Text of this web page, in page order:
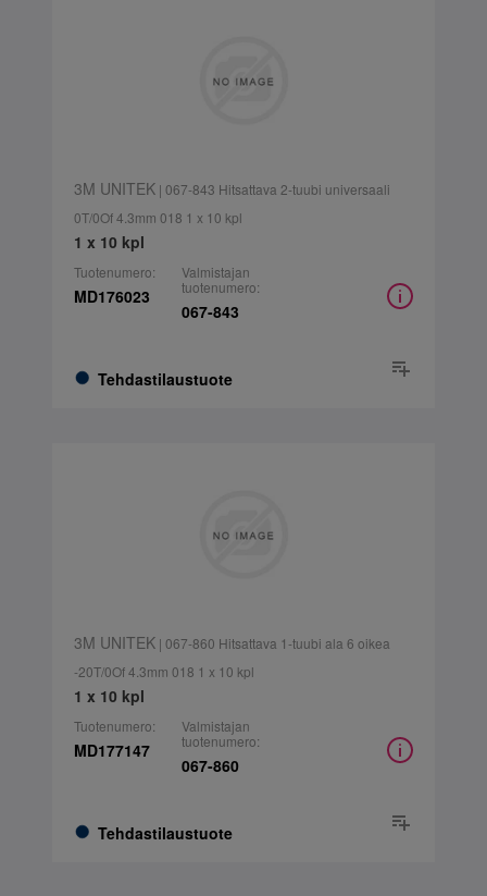
3M UNITEK| 067-843 Hitsattava 2-tuubi universaali
0T/0Of 4.3mm 018 1 x 10 kpl
1 x 10 kpl
Tuotenumero:
MD176023
Tehdastilaustuote
Valmistajan
tuotenumero:
067-843
3M UNITEK| 067-860 Hitsattava 1-tuubi ala 6 oikea
-20T/0Of 4.3mm 018 1 x 10 kpl
1 x 10 kpl
Tuotenumero:
MD177147
Tehdastilaustuote
Valmistajan
tuotenumero:
067-860